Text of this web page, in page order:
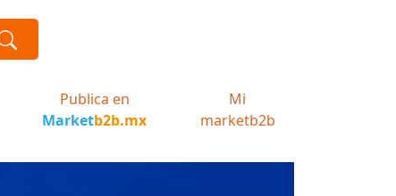
Publica en
Marketb2b.mx
Mi
marketb2b